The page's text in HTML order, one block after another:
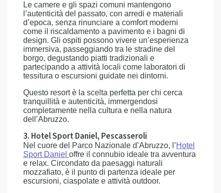
Le camere e gli spazi comuni mantengono
l’autenticità del passato, con arredi e materiali
d’epoca, senza rinunciare a comfort moderni
come il riscaldamento a pavimento e i bagni di
design. Gli ospiti possono vivere un’esperienza
immersiva, passeggiando tra le stradine del
borgo, degustando piatti tradizionali e
partecipando a attività locali come laboratori di
tessitura o escursioni guidate nei dintorni.
Questo resort è la scelta perfetta per chi cerca
tranquillità e autenticità, immergendosi
completamente nella cultura e nella natura
dell’Abruzzo.
3. Hotel Sport Daniel, Pescasseroli
Nel cuore del Parco Nazionale d’Abruzzo, l’Hotel
Sport Daniel offre il connubio ideale tra avventura
e relax. Circondato da paesaggi naturali
mozzafiato, è il punto di partenza ideale per
escursioni, ciaspolate e attività outdoor.